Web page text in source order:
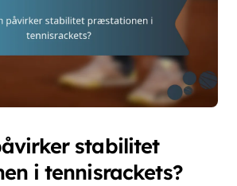
stabilitet
i tennisrackets?